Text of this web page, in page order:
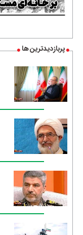
پربازدیدترین ها